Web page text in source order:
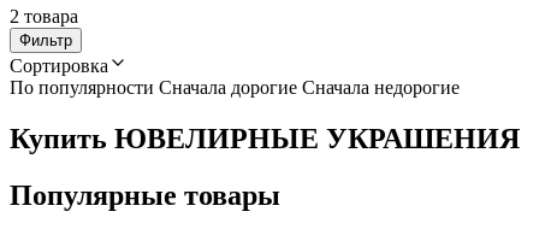
2 товара
Фильтр
Сортировка
По популярности Сначала дорогие Сначала недорогие
Купить ЮВЕЛИРНЫЕ УКРАШЕНИЯ
Популярные товары